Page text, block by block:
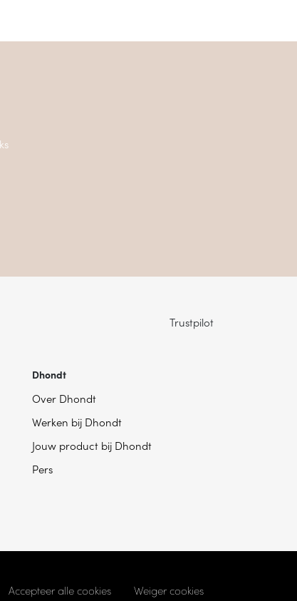
Trustpilot
Dhondt
Over Dhondt
Werken bij Dhondt
Jouw product bij Dhondt
Pers
- Ontwikkeld door Becosoft
Accepteer alle cookies Weiger cookies